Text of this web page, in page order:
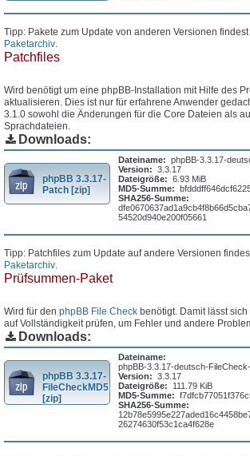
Tipp: Pakete zum Update von anderen Versionen
Paketarchiv
Patchfiles
Wird benötigt um eine phpBB-Installation mit Hilfe des
aktualisieren. Dies ist nur für erfahrene Anwender
3.1.0 sowohl die Änderungen für die Core Dateien als
Sprachdateien.
Downloads:
phpBB 3.3.17-
Patch [zip]
Dateiname: phpBB-3.3.17-
Version: 3.3.17
Dateigröße: 6.93 MiB
MD5-Summe:
SHA256-Summe:
54520d940e200f05661
Tipp: Patchfiles zum Update auf andere Versionen
Paketarchiv
Prüfsummen-Paket
Wird für den phpBB File Check benötigt. Damit lässt
auf Vollständigkeit prüfen, um Fehler und andere
Downloads:
phpBB 3.3.17-
FileCheckMD5
[zip]
Dateiname:
phpBB-3.3.17-deutsch-
Version: 3.3.17
Dateigröße:
111.79 KiB
MD5-Summe:
SHA256-Summe:
26274630f53c1ca4f628e